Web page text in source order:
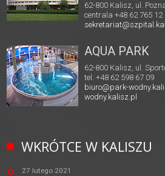
62-800 Kalisz, ul.
centrala +48 62 765 12
AQUA PARK
62-800 Kalisz, ul.
tel. +48 62 598 67 09
biuro@park-
wodny.kalisz.pl
WKRÓTCE W KALISZU
27 lutego 2021